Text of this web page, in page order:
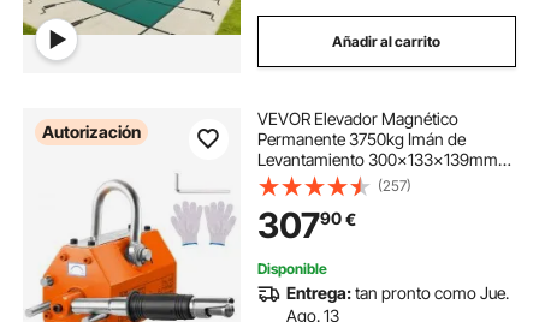
Añadir al carrito
Autorización
VEVOR Elevador Magnético
Permanente 3750kg Imán de
Levantamiento 300x133x139mm
Factor de Seguridad de 2,5
Polipasto de Neodimio N42
Soporte Magnético con Gancho
para Manipulación de Material
Magnético
(257)
30790€
Disponible
Entrega:tan pronto como Jue.
Ago. 13